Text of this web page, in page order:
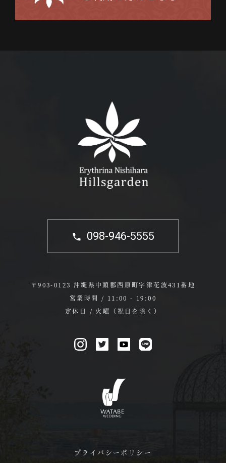
098-946-5555
〒903-0123 沖縄県中頭郡西原町字津花波431番地
営業時間 / 11:00 - 19:00
定休日 / 火曜（祝日を除く）
プライバシーポリシー